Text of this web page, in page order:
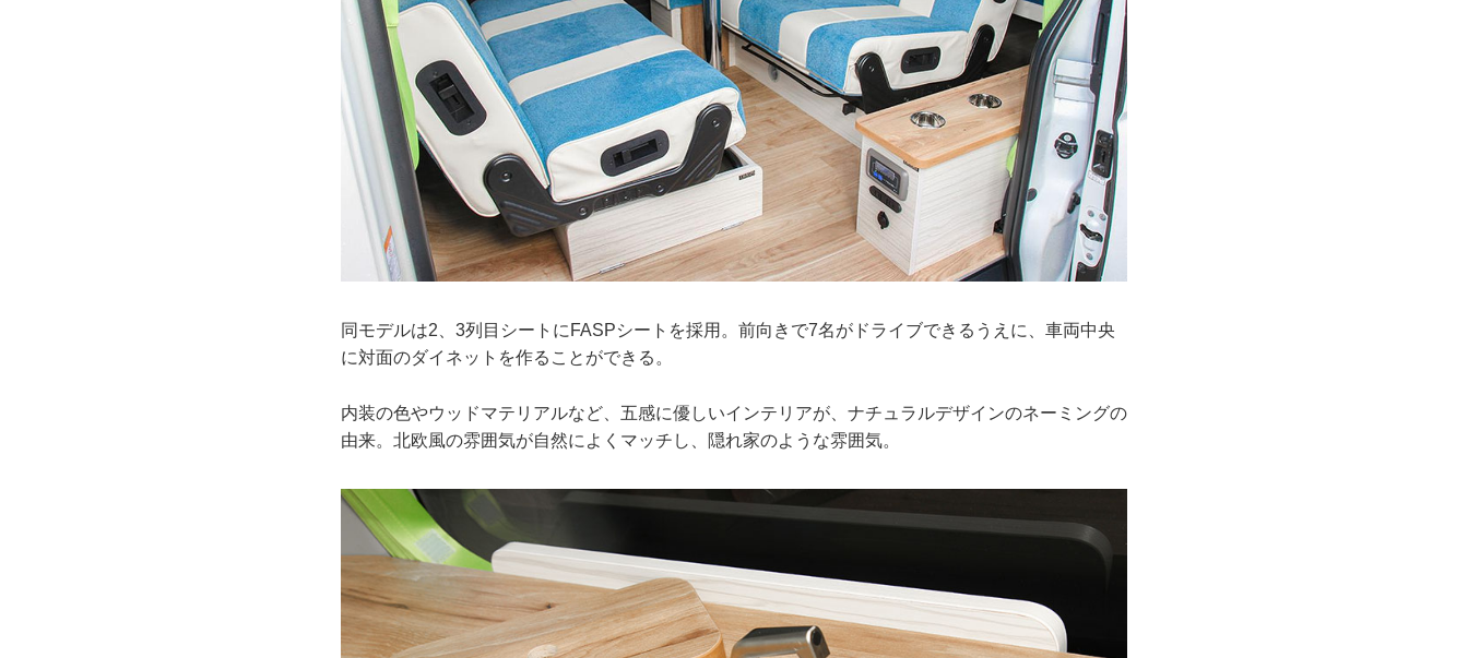
同モデルは2、3列目シートにFASPシートを採用。前向きで7名がドライブできるうえに、車両中央
に対面のダイネットを作ることができる。
内装の色やウッドマテリアルなど、五感に優しいインテリアが、ナチュラルデザインのネーミングの
由来。北欧風の雰囲気が自然によくマッチし、隠れ家のような雰囲気。